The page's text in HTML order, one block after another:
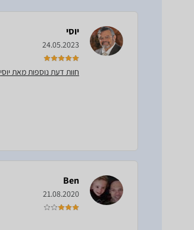
יוסי
24.05.2023
חוות דעת נוספות מאת יוסי
Ben
21.08.2020